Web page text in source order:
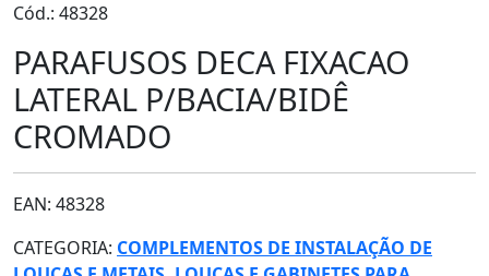
Cód.: 48328
PARAFUSOS DECA FIXACAO
LATERAL P/BACIA/BIDÊ
CROMADO
EAN: 48328
CATEGORIA: COMPLEMENTOS DE INSTALAÇÃO DE